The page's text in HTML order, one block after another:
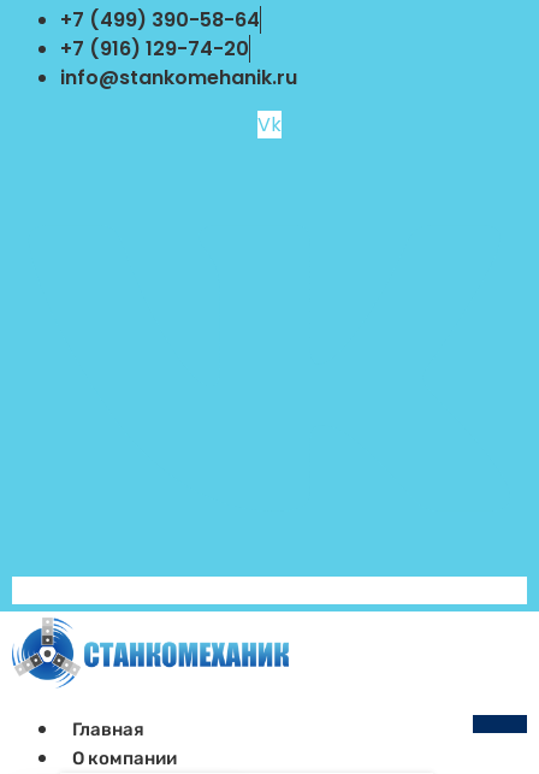
Перейти
содержимому
+7 (499) 390-58-64
+7 (916) 129-74-20
info@stankomehanik.ru
Vk
Главная
О компании